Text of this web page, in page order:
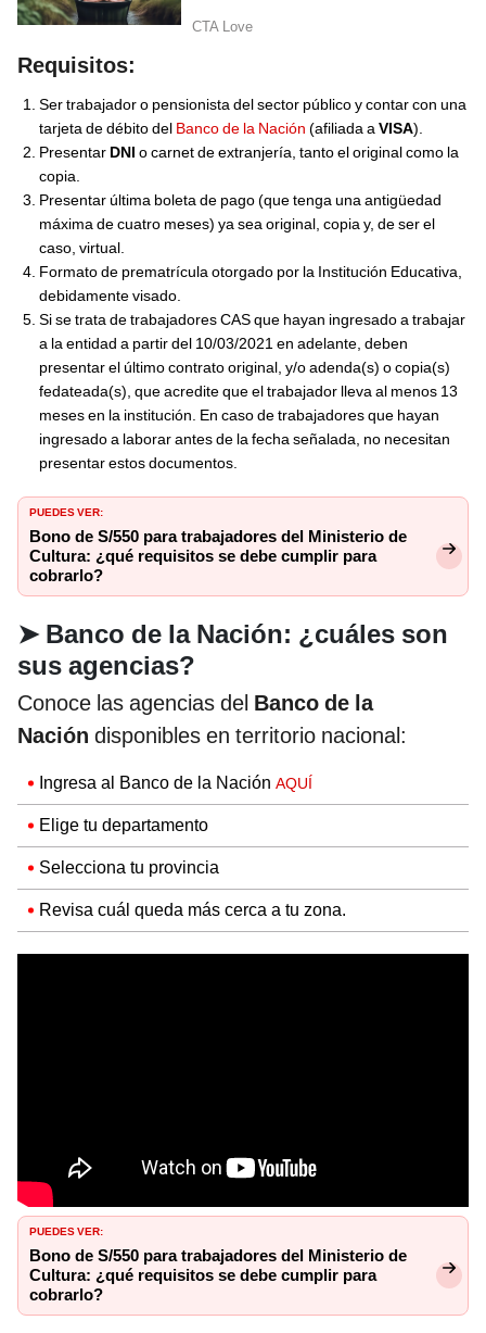
Requisitos:
Ser trabajador o pensionista del sector público y contar con una
tarjeta de débito del Banco de la Nación (afiliada aVISA).
Presentar DNI o carnet de extranjería, tanto el original como la
copia.
Presentar última boleta de pago (que tenga una antigüedad
máxima de cuatro meses) ya sea original, copia y, de ser el
caso, virtual.
Formato de prematrícula otorgado por la Institución Educativa,
debidamente visado.
Si se trata de trabajadores CAS que hayan ingresado a trabajar
a la entidad a partir del 10/03/2021 en adelante, deben
presentar el último contrato original, y/o adenda(s) o copia(s)
fedateada(s), que acredite que el trabajador lleva al menos 13
meses en la institución. En caso de trabajadores que hayan
ingresado a laborar antes de la fecha señalada, no necesitan
presentar estos documentos.
PUEDES VER:
Bono de S/550 para trabajadores del Ministerio de
Cultura: ¿qué requisitos se debe cumplir para
cobrarlo?
➤ Banco de la Nación: ¿cuáles son
sus agencias?
Conoce las agencias del Banco de la
Nación disponibles en territorio nacional:
Ingresa al Banco de la Nación AQUÍ
Elige tu departamento
Selecciona tu provincia
Revisa cuál queda más cerca a tu zona.
PUEDES VER:
Bono de S/550 para trabajadores del Ministerio de
Cultura: ¿qué requisitos se debe cumplir para
cobrarlo?